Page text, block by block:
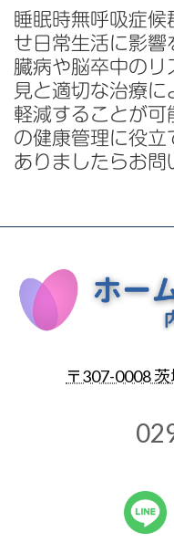
睡眠時無呼吸症
せ日常生活に影響
臓病や脳卒中のリ
見と適切な治療
軽減することが可
の健康管理に役立
ありましたらお問
〒307-0008